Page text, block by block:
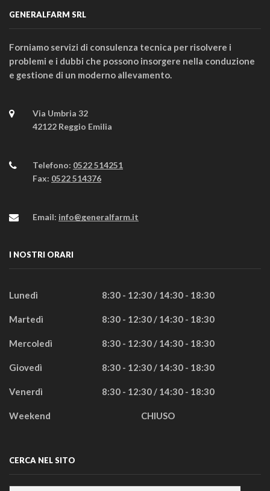
GENERALFARM SRL
Forniamo servizi di consulenza tecnica per risolvere i
problemi e i dubbi che possono insorgere nella conduzione
e gestione di un moderno allevamento.
Via Umbria 32
42122 Reggio Emilia
Telefono: 0522 514251
Fax: 0522 514376
Email: info@generalfarm.it
I NOSTRI ORARI
Lunedì 8:30 - 12:30 / 14:30 - 18:30
Martedì 8:30 - 12:30 / 14:30 - 18:30
Mercoledì 8:30 - 12:30 / 14:30 - 18:30
Giovedì 8:30 - 12:30 / 14:30 - 18:30
Venerdì 8:30 - 12:30 / 14:30 - 18:30
Weekend CHIUSO
CERCA NEL SITO